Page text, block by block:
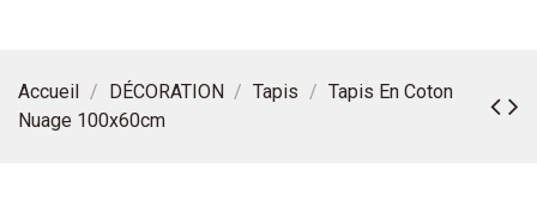
Accueil DÉCORATION Tapis
Tapis En Coton
Nuage 100x60cm